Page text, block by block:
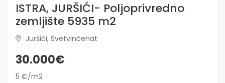
ISTRA, JURŠIĆI- Poljoprivredno
zemljište 5935 m2
Juršići, Svetvinčenat
30.000€
5 €/m2